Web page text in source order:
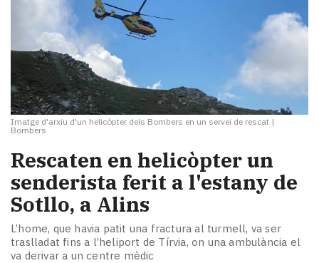
Imatge d'arxiu d'un helicòpter dels Bombers en un servei de rescat |
Bombers
Rescaten en helicòpter un
senderista ferit a l'estany de
Sotllo, a Alins
L’home, que havia patit una fractura al turmell, va ser
traslladat fins a l’heliport de Tírvia, on una ambulància el
va derivar a un centre mèdic